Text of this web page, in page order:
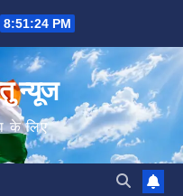
8:51:25 PM
न्यूज
के लिए